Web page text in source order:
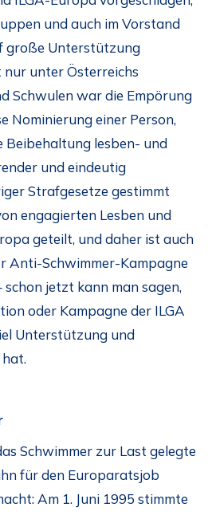
und auch im Vorstand
große Unterstützung
unter Österreichs
Schwulen war die Empörung
Nominierung einer Person,
Beibehaltung lesben- und
und eindeutig
Strafgesetze gestimmt
engagierten Lesben und
geteilt, und daher ist auch
Anti-Schwimmer-Kampagne
jetzt kann man sagen,
oder Kampagne der ILGA
Unterstützung und
Schwimmer zur Last gelegte
für den Europaratsjob
Am 1. Juni 1995 stimmte